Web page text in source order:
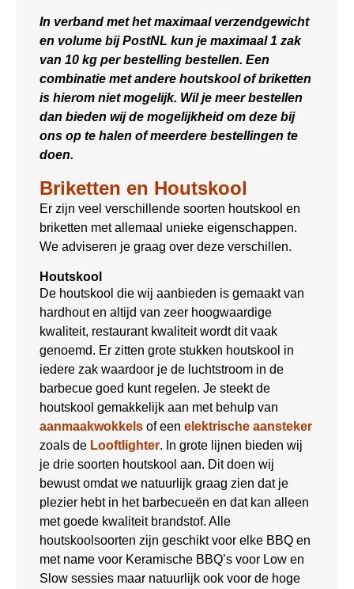
In verband met het maximaal verzendgewicht
en volume bij PostNL kun je maximaal 1 zak
van 10 kg per bestelling bestellen. Een
combinatie met andere houtskool of briketten
is hierom niet mogelijk. Wil je meer bestellen
dan bieden wij de mogelijkheid om deze bij
ons op te halen of meerdere bestellingen te
doen.
Briketten en Houtskool
Er zijn veel verschillende soorten houtskool en
briketten met allemaal unieke eigenschappen.
We adviseren je graag over deze verschillen.
Houtskool
De houtskool die wij aanbieden is gemaakt van
hardhout en altijd van zeer hoogwaardige
kwaliteit, restaurant kwaliteit wordt dit vaak
genoemd. Er zitten grote stukken houtskool in
iedere zak waardoor je de luchtstroom in de
barbecue goed kunt regelen. Je steekt de
houtskool gemakkelijk aan met behulp van
aanmaakwokkels of een elektrische aansteker
zoals de Looftlighter. In grote lijnen bieden wij
je drie soorten houtskool aan. Dit doen wij
bewust omdat we natuurlijk graag zien dat je
plezier hebt in het barbecueën en dat kan alleen
met goede kwaliteit brandstof. Alle
houtskoolsoorten zijn geschikt voor elke BBQ en
met name voor Keramische BBQ’s voor Low en
Slow sessies maar natuurlijk ook voor de hoge